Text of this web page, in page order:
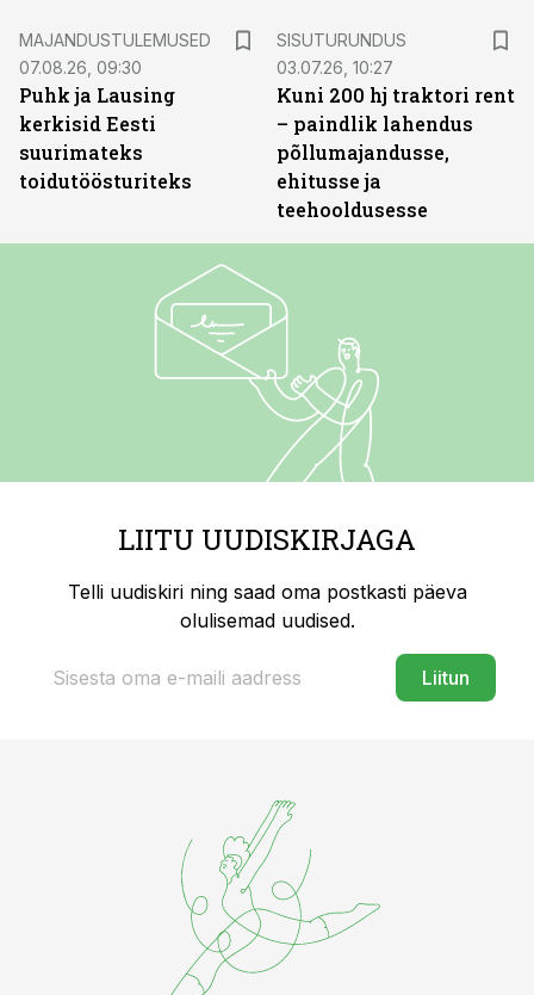
MAJANDUSTULEMUSED
07.08.26, 09:30
Puhk ja Lausing
kerkisid Eesti
suurimateks
toidutöösturiteks
SISUTURUNDUS
03.07.26, 10:27
Kuni 200 hj traktori rent
– paindlik lahendus
põllumajandusse,
ehitusse ja
teehooldusesse
LIITU UUDISKIRJAGA
Telli uudiskiri ning saad oma postkasti päeva
olulisemad uudised.
Liitun